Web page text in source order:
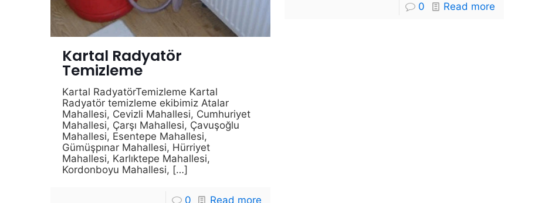
Kartal Radyatör
Temizleme
Kartal RadyatörTemizleme Kartal
Radyatör temizleme ekibimiz Atalar
Mahallesi, Cevizli Mahallesi, Cumhuriyet
Mahallesi, Çarşı Mahallesi, Çavuşoğlu
Mahallesi, Esentepe Mahallesi,
Gümüşpınar Mahallesi, Hürriyet
Mahallesi, Karlıktepe Mahallesi,
Kordonboyu Mahallesi, […]
0 Read more
0 Read more